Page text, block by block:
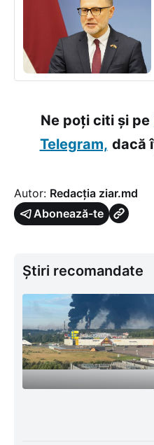
Ne poți citi și pe
Telegram, dacă
Autor: Redacția ziar.md
Abonează-te
Știri recomandate